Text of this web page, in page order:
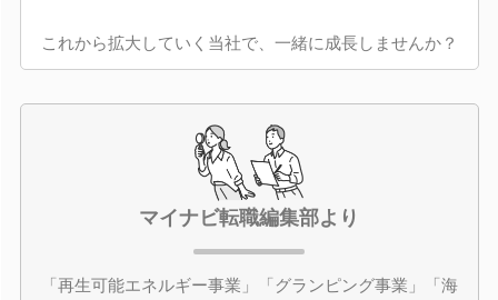
これから拡大していく当社で、一緒に成長しませんか？
マイナビ転職編集部より
「再生可能エネルギー事業」「グランピング事業」「海